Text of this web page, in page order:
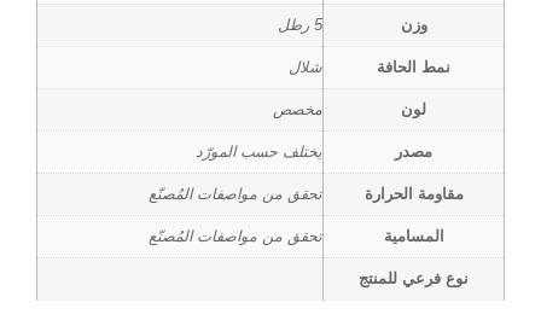
وزن 5 رطل
نمط الحافة شلال
لون مخصص
مصدر يختلف حسب المورّد
مقاومة الحرارة تحقق من مواصفات المُصنّع
المسامية تحقق من مواصفات المُصنّع
نوع فرعي للمنتج